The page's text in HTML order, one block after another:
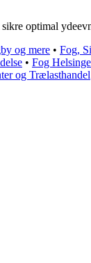
optimal
og mere • Fog,
• Fog
og Trælasthandel